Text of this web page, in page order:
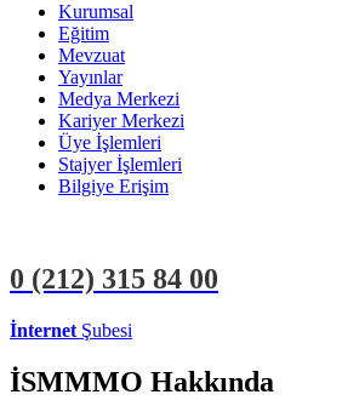
Kurumsal
Eğitim
Mevzuat
Yayınlar
Medya Merkezi
Kariyer Merkezi
Üye İşlemleri
Stajyer İşlemleri
Bilgiye Erişim
0 (212) 315 84 00
İnternet Şubesi
İSMMMO Hakkında